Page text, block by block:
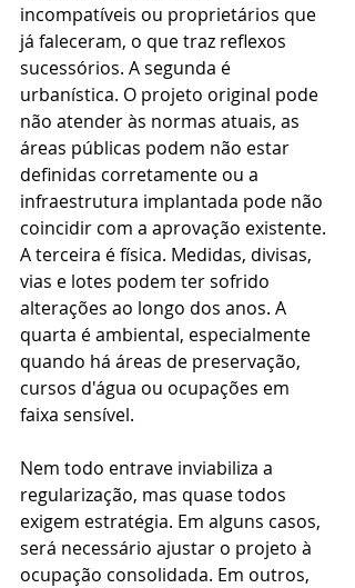
incompatíveis ou proprietários que
já faleceram, o que traz reflexos
sucessórios. A segunda é
urbanística. O projeto original pode
não atender às normas atuais, as
áreas públicas podem não estar
definidas corretamente ou a
infraestrutura implantada pode não
coincidir com a aprovação existente.
A terceira é física. Medidas, divisas,
vias e lotes podem ter sofrido
alterações ao longo dos anos. A
quarta é ambiental, especialmente
quando há áreas de preservação,
cursos d'água ou ocupações em
faixa sensível.
Nem todo entrave inviabiliza a
regularização, mas quase todos
exigem estratégia. Em alguns casos,
será necessário ajustar o projeto à
ocupação consolidada. Em outros,